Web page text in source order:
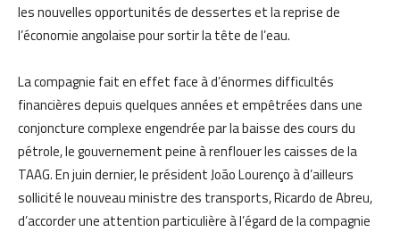
les nouvelles opportunités de dessertes et la reprise de
l’économie angolaise pour sortir la tête de l’eau.
La compagnie fait en effet face à d’énormes difficultés
financières depuis quelques années et empêtrées dans une
conjoncture complexe engendrée par la baisse des cours du
pétrole, le gouvernement peine à renflouer les caisses de la
TAAG. En juin dernier, le président João Lourenço à d’ailleurs
sollicité le nouveau ministre des transports, Ricardo de Abreu,
d’accorder une attention particulière à l’égard de la compagnie